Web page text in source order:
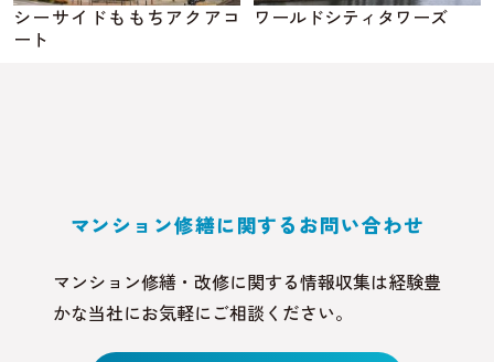
シーサイドももちアクアコ
ート
ワールドシティタワーズ
マンション修繕に関するお問い合わせ
マンション修繕・改修に関する情報収集は経験豊
かな当社にお気軽にご相談ください。